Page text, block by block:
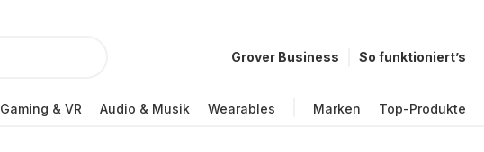
Grover Business So funktioniert’s
Gaming & VR Audio & Musik Wearables Marken Top-Produkte